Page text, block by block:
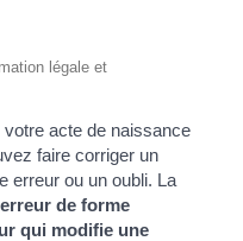
légale et
acte de naissance
faire corriger un
erreur ou un oubli. La
de forme
qui modifie une